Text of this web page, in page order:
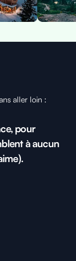
aller loin :
pour
à aucun